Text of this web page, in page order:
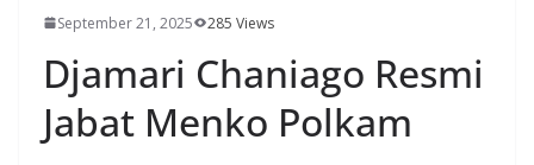
September 21, 2025 285 Views
Djamari Chaniago Resmi
Jabat Menko Polkam